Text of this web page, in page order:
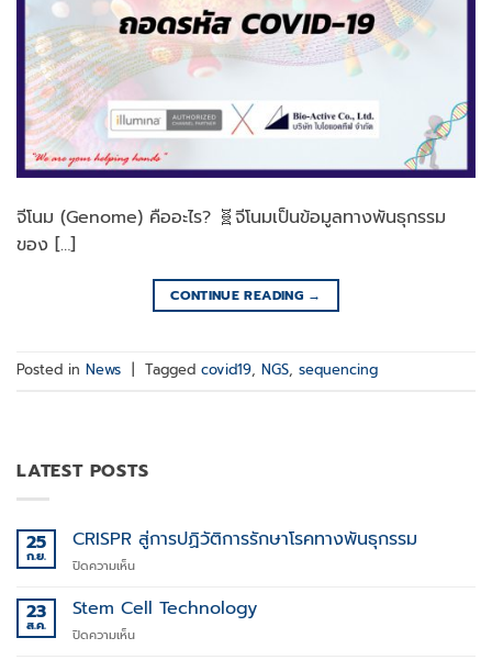
จีโนม (Genome) คืออะไร? 🧬จีโนมเป็นข้อมูลทางพันธุกรรม
ของ […]
CONTINUE READING →
Posted in News Tagged covid19, NGS, sequencing
LATEST POSTS
25
ก.ย.
CRISPR สู่การปฏิวัติการรักษาโรคทางพันธุกรรม
ปิดความเห็นบน
สู่
ปฏิวัติ
23
ส.ค.
Stem Cell Technology
ปิดความเห็นบน